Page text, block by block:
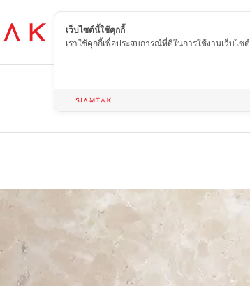
TH
เว็บไซต์นี้ใช้คุกกี้
เราใช้คุกกี้เพื่อประสบการณ์ที่ดีในการใช้งานเว็บไซต์